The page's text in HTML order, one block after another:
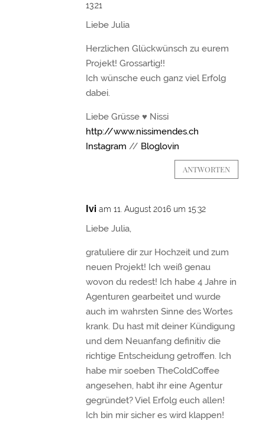
13:21
Liebe Julia
Herzlichen Glückwünsch zu eurem
Projekt! Grossartig!!
Ich wünsche euch ganz viel Erfolg
dabei.
Liebe Grüsse ♥ Nissi
http://www.nissimendes.ch
Instagram // Bloglovin
ANTWORTEN
Ivi am 11. August 2016 um 15:32
Liebe Julia,
gratuliere dir zur Hochzeit und zum
neuen Projekt! Ich weiß genau
wovon du redest! Ich habe 4 Jahre in
Agenturen gearbeitet und wurde
auch im wahrsten Sinne des Wortes
krank. Du hast mit deiner Kündigung
und dem Neuanfang definitiv die
richtige Entscheidung getroffen. Ich
habe mir soeben TheColdCoffee
angesehen, habt ihr eine Agentur
gegründet? Viel Erfolg euch allen!
Ich bin mir sicher es wird klappen!